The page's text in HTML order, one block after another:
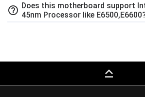
help_outline Does this motherboard support
45nm Processor like
keyboard_capslock